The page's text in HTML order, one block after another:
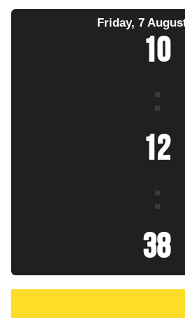
Friday, 7
10
:
12
:
39